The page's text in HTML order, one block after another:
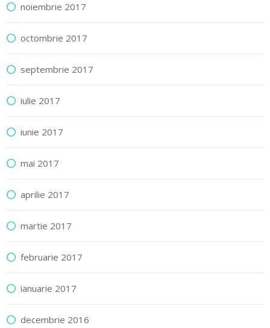
noiembrie 2017
octombrie 2017
septembrie 2017
iulie 2017
iunie 2017
mai 2017
aprilie 2017
martie 2017
februarie 2017
ianuarie 2017
decembrie 2016